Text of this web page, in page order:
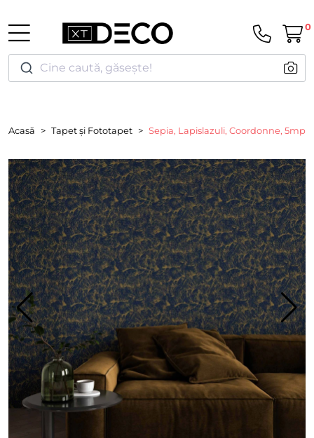
Cine caută, găsește!
0
Acasă Tapet și Fototapet Sepia, Lapislazuli, Coordonne, 5mp /